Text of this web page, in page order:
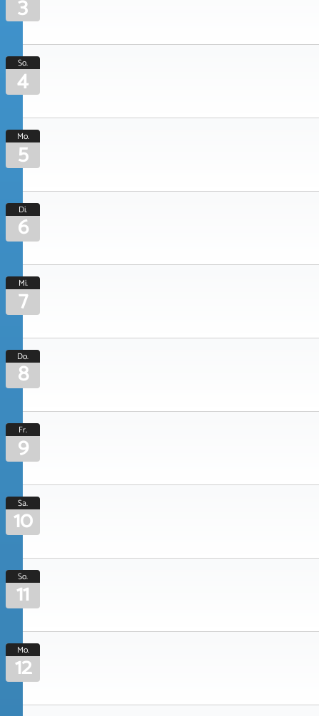
3
So.
4
Mo.
5
Di.
6
Mi.
7
Do.
8
Fr.
9
Sa.
10
So.
11
Mo.
12